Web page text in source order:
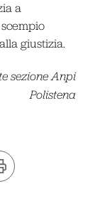
a
giustizia.
sezione Anpi
Polistena